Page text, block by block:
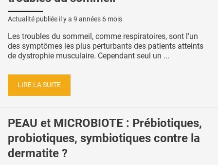
Actualité publiée il y a 9 années 6 mois
Les troubles du sommeil, comme respiratoires, sont l’un
des symptômes les plus perturbants des patients atteints
de dystrophie musculaire. Cependant seul un ...
LIRE LA SUITE
PEAU et MICROBIOTE : Prébiotiques,
probiotiques, symbiotiques contre la
dermatite ?